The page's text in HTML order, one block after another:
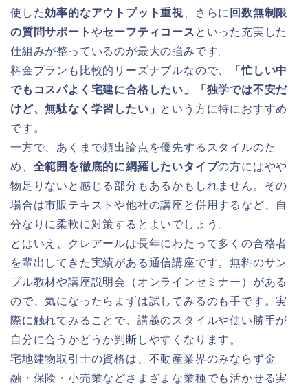
使した効率的なアウトプット重視 、さらに 回数無制限
の質問サポート やセーフティコース といった充実した
仕組みが整っているのが最大の強みです。
料金プランも比較的リーズナブルなので、
「忙しい中
でもコスパよく宅建に合格したい」「独学では不安だ
けど、無駄なく学習したい」 という方に特におすすめ
です。
一方で、あくまで頻出論点を優先するスタイルのた
め、 全範囲を徹底的に網羅したいタイプの方にはやや
物足りないと感じる部分もあるかもしれません。その
場合は市販テキストや他社の講座と併用するなど、自
分なりに柔軟に対策するとよいでしょう。
とはいえ、クレアールは長年にわたって多くの合格者
を輩出してきた実績がある通信講座です。無料のサン
プル教材や講座説明会（オンラインセミナー）がある
ので、気になったらまずは試してみるのも手です。実
際に触れてみることで、講義のスタイルや使い勝手が
自分に合うかどうか判断しやすくなります。
宅地建物取引士の資格は、不動産業界のみならず金
融・保険・小売業などさまざまな業種でも活かせる実